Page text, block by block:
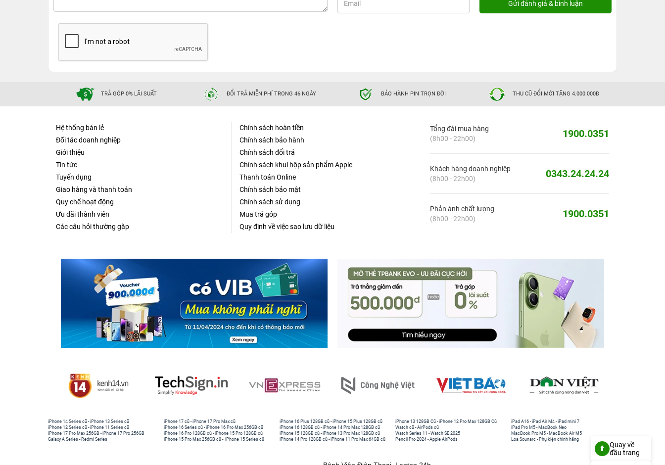
TRẢ GÓP 0% LÃI SUẤT ĐỔI TRẢ MIỄN PHÍ TRONG 46 NGÀY BẢO HÀNH PIN TRỌN ĐỜI THU CŨ ĐỔI MỚI TẶNG 4.000.000Đ
Hệ thống bán lẻ
Đối tác doanh nghiệp
Giới thiệu
Tin tức
Tuyển dụng
Giao hàng và thanh toán
Quy chế hoạt động
Ưu đãi thành viên
Các câu hỏi thường gặp
Chính sách hoàn tiền
Chính sách bảo hành
Chính sách đổi trả
Chính sách khui hộp sản phẩm Apple
Thanh toán Online
Chính sách bảo mật
Chính sách sử dụng
Mua trả góp
Quy định về việc sao lưu dữ liệu
Tổng đài mua hàng
(8h00 - 22h00)
1900.0351
Khách hàng doanh nghiệp
(8h00 - 22h00)
0343.24.24.24
Phản ánh chất lượng
(8h00 - 22h00)
1900.0351
iPhone 14 Series cũ -iPhone 13 Series cũ
iPhone 12 Series cũ -iPhone 11 Series cũ
iPhone 17 Pro Max 256GB -iPhone 17 Pro 256GB
Galaxy A Series - Redmi Series
iPhone 17 cũ -iPhone 17 Pro Max cũ
iPhone 16 Series cũ - iPhone 16 Pro Max 256GB cũ
iPhone 16 Pro 128GB cũ -iPhone 15 Pro 128GB cũ
iPhone 15 Pro Max 256GB cũ - iPhone 15 Series cũ
iPhone 16 Plus 128GB cũ -iPhone 15 Plus 128GB cũ
iPhone 16 128GB cũ -iPhone 14 Pro Max 128GB cũ
iPhone 15 128GB cũ -iPhone 13 Pro Max 128GB cũ
iPhone 14 Pro 128GB cũ -iPhone 11 Pro Max 64GB cũ
iPhone 13 128GB Cũ -iPhone 12 Pro Max 128GB Cũ
Watch cũ -AirPods cũ
Watch Series 11 -Watch SE 2025
Pencil Pro 2024 -Apple AirPods
iPad A16 -iPad Air M4 -iPad mini 7
iPad Pro M5 - MacBook Neo
MacBook Pro M5 - MacBook Air M5
Loa Sounarc - Phụ kiện chính hãng
Quay về
đầu trang